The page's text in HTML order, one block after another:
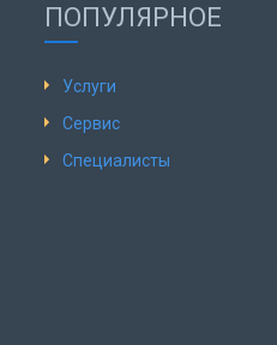
ПОПУЛЯРНОЕ
Услуги
Сервис
Специалисты